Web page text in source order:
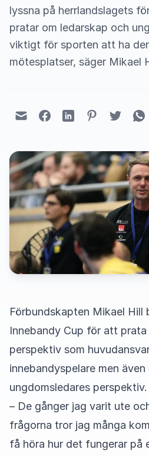
lyssna på herrlandslagets
pratar om ledarskap och
viktigt för sporten att ha
mötesplatser, säger Mikael
Förbundskapten Mikael Hill
Innebandy Cup för att
perspektiv som
innebandyspelare men även
ungdomsledares perspektiv.
– De gånger jag varit ute
frågorna tror jag många
få höra hur det fungerar på